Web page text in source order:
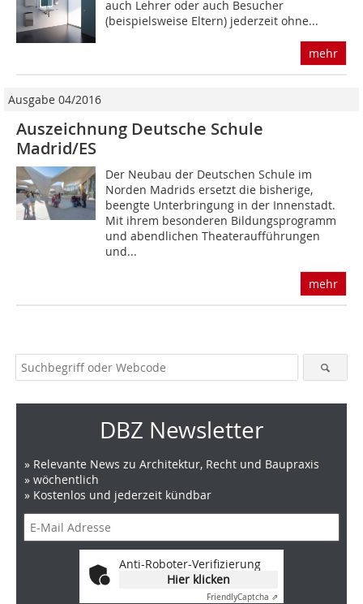
auch Lehrer oder auch Besucher
(beispielsweise Eltern) jederzeit ohne...
mehr
Ausgabe 04/2016
Auszeichnung Deutsche Schule
Madrid/ES
Der Neubau der Deutschen Schule im
Norden Madrids ersetzt die bisherige,
beengte Unterbringung in der Innenstadt.
Mit ihrem besonderen Bildungsprogramm
und abendlichen Theateraufführungen
und...
mehr
DBZ Newsletter
» Relevante News zu Architektur, Recht und Baupraxis
» wöchentlich
» Kostenlos und jederzeit kündbar
Anti-Roboter-Verifizierung
Hier klicken
FriendlyCaptcha ⇗